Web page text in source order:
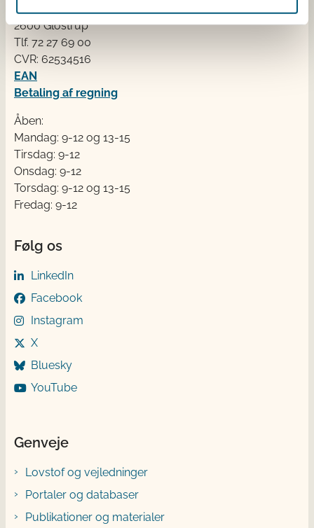
Stationsparken 31-33
2600 Glostrup
Tlf. 72 2​​​7 69 00
CVR: 62534516
EAN
Betaling af regning
Åben:
Mandag: 9-12 og 13-15
Tirsdag: 9-12
Onsdag: 9-12
Torsdag: 9-12 og 13-15
Fredag: 9-12
Følg os
LinkedIn
Facebook
Instagram
X
Bluesky
YouTube
Genveje
Lovstof og vejledninger
Portaler og databaser
Publikationer og materialer